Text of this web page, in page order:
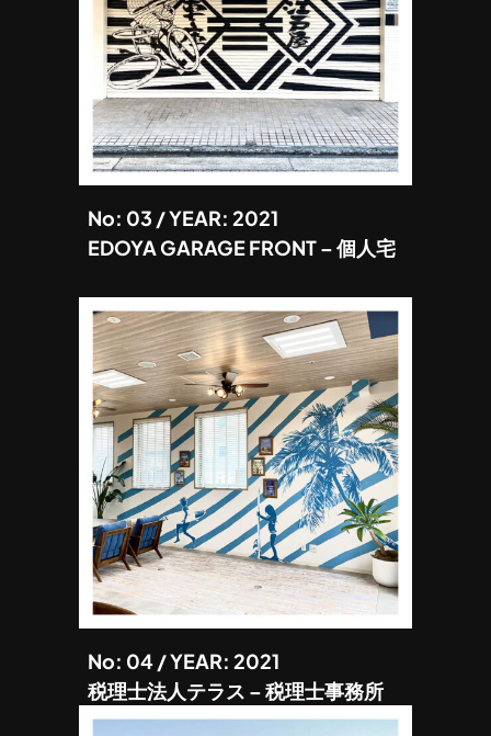
No: 03 / YEAR: 2021
EDOYA GARAGE FRONT – 個人宅
No: 04 / YEAR: 2021
税理士法人テラス – 税理士事務所